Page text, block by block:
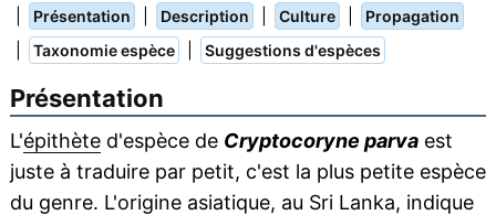
Présentation Description Culture Propagation
Taxonomie espèce Suggestions d'espèces
Présentation
L'épithèted'espèce de Cryptocoryne parvaest
juste à traduire par petit, c'est la plus petite espèce
du genre. L'origine asiatique, au Sri Lanka, indique